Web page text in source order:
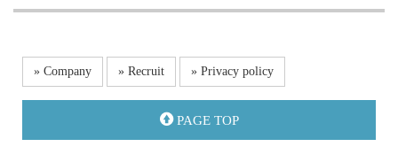
» Company » Recruit » Privacy policy
PAGE TOP